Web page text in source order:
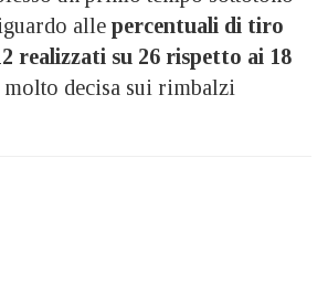
alle percentuali di tiro
realizzati su 26 rispetto ai 18
molto decisa sui rimbalzi